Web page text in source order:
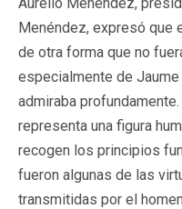
Menéndez, expresó que
de otra forma que no
especialmente de
admiraba
representa una figura
recogen los principios
fueron algunas de las
transmitidas por el